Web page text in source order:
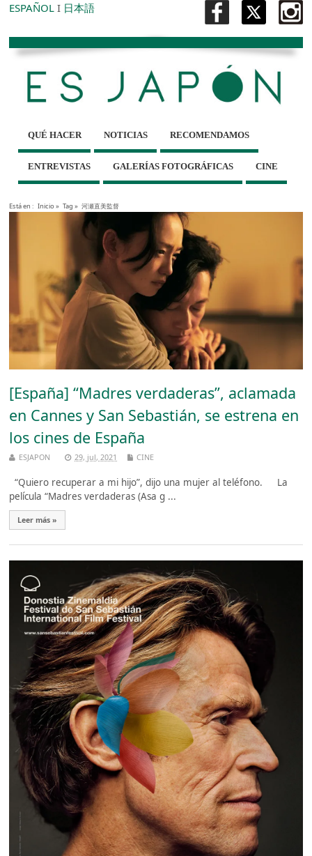
ESPAÑOL I 日本語
QUÉ HACER NOTICIAS RECOMENDAMOS
ENTREVISTAS GALERÍAS FOTOGRÁFICAS CINE
Está en : Inicio» Tag » 河瀬直美監督
[España] “Madres verdaderas”, aclamada
en Cannes y San Sebastián, se estrena en
los cines de España
ESJAPON 29, jul, 2021 CINE
“Quiero recuperar a mi hijo”, dijo una mujer al teléfono. La
película “Madres verdaderas (Asa g ...
Leer más »